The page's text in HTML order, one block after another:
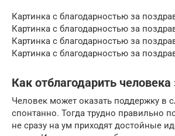
Картинка с благодарностью за
Картинка с благодарностью за
Картинка с благодарностью за
Картинка с благодарностью за
Как отблагодарить
Человек может оказать поддержку в
спонтанно. Тогда трудно правильно
не сразу на ум приходят достойные